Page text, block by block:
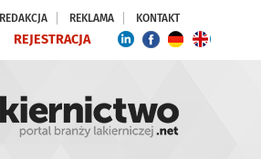
REDAKCJA REKLAMA KONTAKT
REJESTRACJA